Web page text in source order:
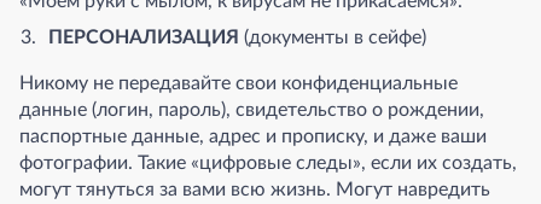
ПЕРСОНАЛИЗАЦИЯ (документы в сейфе)
Никому не передавайте свои конфиденциальные
данные (логин, пароль), свидетельство о рождении,
паспортные данные, адрес и прописку, и даже ваши
фотографии. Такие «цифровые следы», если их создать,
могут тянуться за вами всю жизнь. Могут навредить